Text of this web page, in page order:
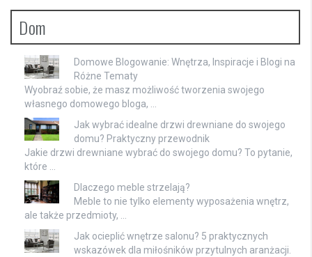
Dom
Domowe Blogowanie: Wnętrza, Inspiracje i Blogi na
Różne Tematy
Wyobraź sobie, że masz możliwość tworzenia swojego
własnego domowego bloga, …
Jak wybrać idealne drzwi drewniane do swojego
domu? Praktyczny przewodnik
Jakie drzwi drewniane wybrać do swojego domu? To pytanie,
które …
Dlaczego meble strzelają?
Meble to nie tylko elementy wyposażenia wnętrz,
ale także przedmioty, …
Jak ocieplić wnętrze salonu? 5 praktycznych
wskazówek dla miłośników przytulnych aranżacji.